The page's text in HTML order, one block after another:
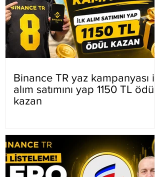
Binance TR yaz kampanyası ilk
alım satımını yap 1150 TL ödül
kazan